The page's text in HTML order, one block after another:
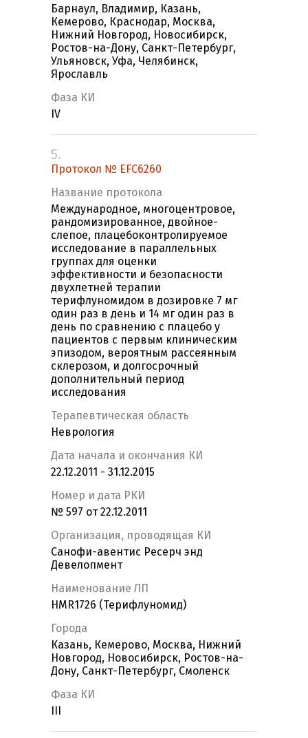
Барнаул, Владимир, Казань,
Кемерово, Краснодар, Москва,
Нижний Новгород, Новосибирск,
Ростов-на-Дону, Санкт-Петербург,
Ульяновск, Уфа, Челябинск,
Ярославль
Фаза КИ
IV
5.
Протокол № EFC6260
Название протокола
Международное, многоцентровое,
рандомизированное, двойное-
слепое, плацебоконтролируемое
исследование в параллельных
группах для оценки
эффективности и безопасности
двухлетней терапии
терифлуномидом в дозировке 7 мг
один раз в день и 14 мг один раз в
день по сравнению с плацебо у
пациентов с первым клиническим
эпизодом, вероятным рассеянным
склерозом, и долгосрочный
дополнительный период
исследования
Терапевтическая область
Неврология
Дата начала и окончания КИ
22.12.2011 - 31.12.2015
Номер и дата РКИ
№ 597 от 22.12.2011
Организация, проводящая КИ
Санофи-авентис Ресерч энд
Девелопмент
Наименование ЛП
HMR1726 (Терифлуномид)
Города
Казань, Кемерово, Москва, Нижний
Новгород, Новосибирск, Ростов-на-
Дону, Санкт-Петербург, Смоленск
Фаза КИ